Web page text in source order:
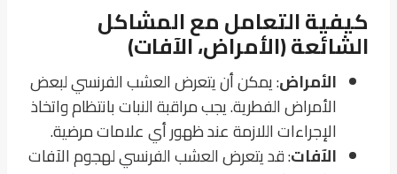
كيفية التعامل مع المشاكل
الشائعة (الأمراض، الآفات)
الأمراض: يمكن أن يتعرض العشب الفرنسي لبعض
الأمراض الفطرية. يجب مراقبة النبات بانتظام واتخاذ
الإجراءات اللازمة عند ظهور أي علامات مرضية.
الآفات: قد يتعرض العشب الفرنسي لهجوم الآفات